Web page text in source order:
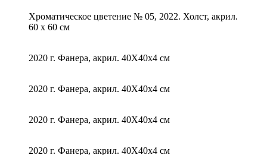
Хроматическое цветение № 05, 2022. Холст, акрил.
60 x 60 см
2020 г. Фанера, акрил. 40Х40х4 см
2020 г. Фанера, акрил. 40Х40х4 см
2020 г. Фанера, акрил. 40Х40х4 см
2020 г. Фанера, акрил. 40Х40х4 см